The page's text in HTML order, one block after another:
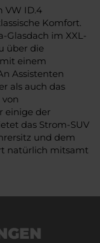
VW ID.4
Komfort.
Glasdach im XXL-
über die
einem
Assistenten
als auch das
einige der
das Strom-SUV
und dem
natürlich mitsamt